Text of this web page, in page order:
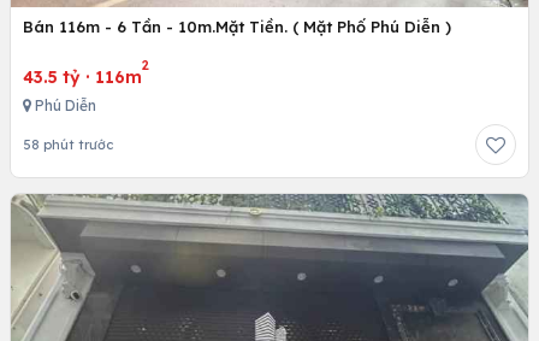
Bán 116m - 6 Tần - 10m.Mặt Tiền. ( Mặt Phố Phú Diễn )
43.5 tỷ · 116m
2
Phú Diễn
58 phút trước